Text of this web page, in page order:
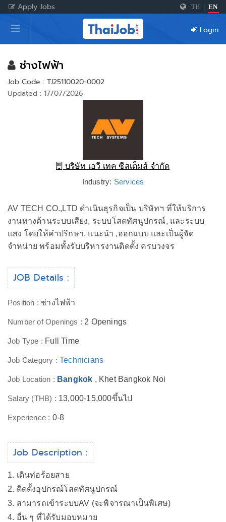
Apply Jobs TH EN
Home
Login
Register
Login
ช่างไฟฟ้า
Job Code : TJ25110020-0002
Updated : 17/07/2026
บริษัท เอวี เทค ซีสเต็มส์ จำกัด
Industry: Services
AV TECH CO.,LTD ดำเนินธุรกิจเป็น บริษัทฯ ที่ให้บริการ
งานทางด้านระบบเสียง, ระบบโสตทัศนูปกรณ์, และระบบ
แสง โดยให้คำปรึกษา, แนะนำ ,ออกแบบ และเป็นผู้จัด
จำหน่าย พร้อมทั้งรับบริหารงานติดตั้ง ครบวงจร
JOB Details :
Position : ช่างไฟฟ้า
Number of Openings : 2 Openings
Job Type : Full Time
Job Category : Technicians
Job Location : Bangkok , Khet Bangkok Noi
Salary (THB) : 13,000-15,000ขึ้นไป
Experience : 0-8
Job Description :
1. เดินท่อร้อยสาย
2. ติดตั้งอุปกรณ์โสตทัศนูปกรณ์
3. สามารถเข้าระบบAV (จะพิจารณาเป็นพิเศษ)
4. อื่น ๆ ที่ได้รับมอบหมาย